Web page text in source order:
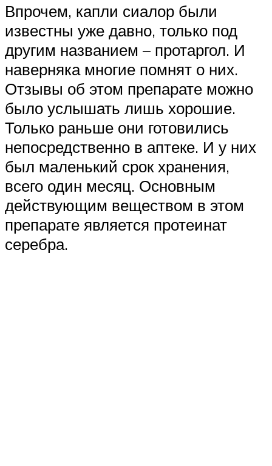
Впрочем, капли сиалор были
известны уже давно, только под
другим названием – протаргол. И
наверняка многие помнят о них.
Отзывы об этом препарате можно
было услышать лишь хорошие.
Только раньше они готовились
непосредственно в аптеке. И у них
был маленький срок хранения,
всего один месяц. Основным
действующим веществом в этом
препарате является протеинат
серебра.